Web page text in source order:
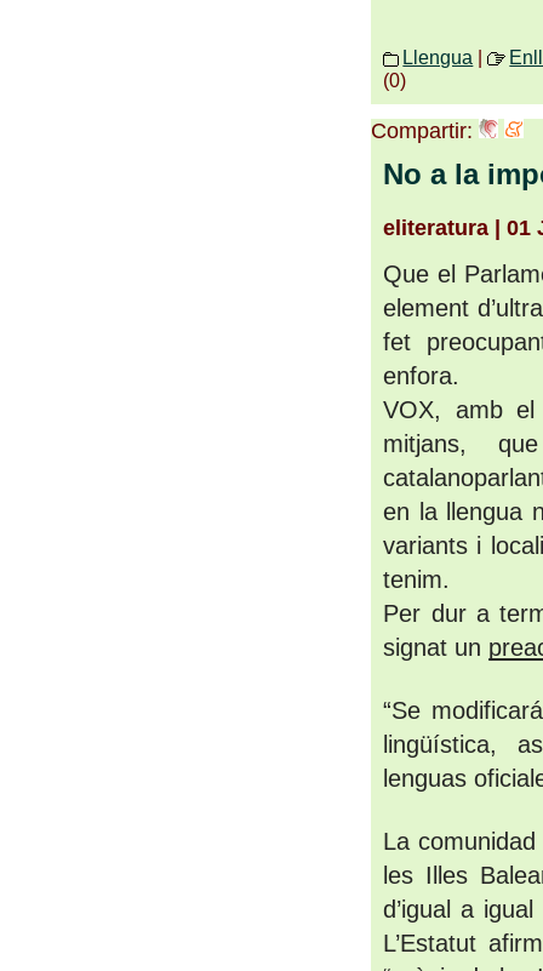
Llengua |
(0)
Compartir:
No a la
eliteratura | 01
Que el
element
fet
enfora.
VOX, amb el
mitjans,
en la llengua
variants i
tenim.
Per dur a
signat un
“Se
lingüística,
lenguas
La
les Illes
d’igual a
L’Estatut